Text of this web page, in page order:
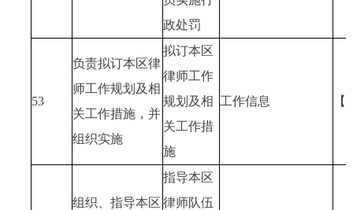
政处罚
53
负责拟订本区律
师工作规划及相
关工作措施，并
组织实施
拟订本区
律师工作
规划及相
关工作措
施
工作信息
组织、指导本区
指导本区
律师队伍